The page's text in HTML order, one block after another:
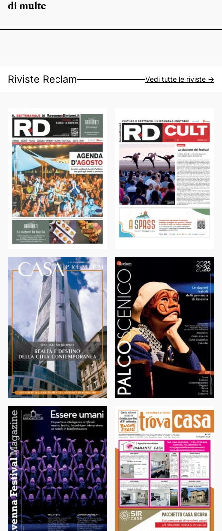
di multe
Riviste Reclam Vedi tutte le riviste ->